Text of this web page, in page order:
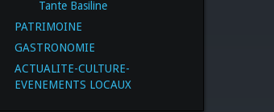
Tante Basiline
PATRIMOINE
GASTRONOMIE
ACTUALITE-CULTURE-
EVENEMENTS LOCAUX